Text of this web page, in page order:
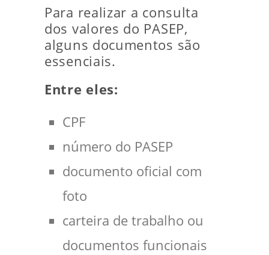
Para realizar a consulta
dos valores do PASEP,
alguns documentos são
essenciais.
Entre eles:
CPF
número do PASEP
documento oficial com
foto
carteira de trabalho ou
documentos funcionais